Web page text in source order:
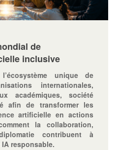
de
inclusive
unique de
internationales,
académiques, société
afin de transformer les
artificielle en actions
la collaboration,
contribuent à
IA responsable.